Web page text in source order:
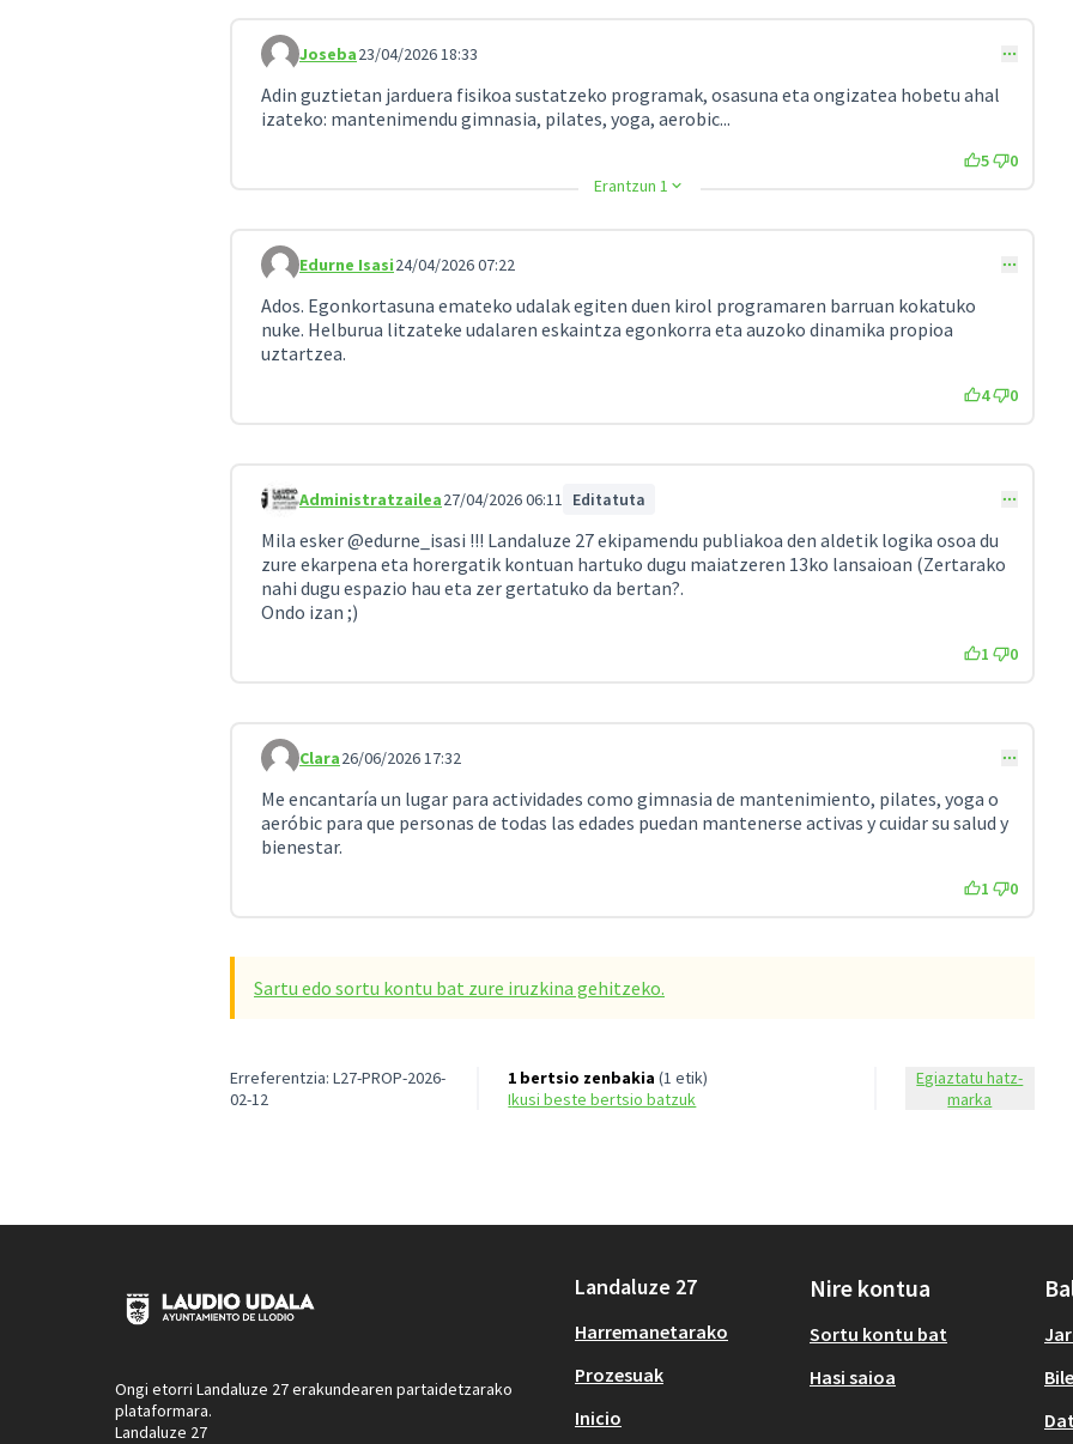
Iruzkindu 1
Joseba23/04/2026 18:33
Adin guztietan jarduera fisikoa sustatzeko programak, osasuna eta ongizatea hobetu ahal
izateko: mantenimendu gimnasia, pilates, yoga, aerobic...
5
0
Erantzun 1
Iruzkindu 2
Edurne Isasi24/04/2026 07:22
Ados. Egonkortasuna emateko udalak egiten duen kirol programaren barruan kokatuko
nuke. Helburua litzateke udalaren eskaintza egonkorra eta auzoko dinamika propioa
uztartzea.
4 0
Iruzkindu 6
Administratzailea27/04/2026 06:11 Editatuta
Mila esker@edurne_isasi !!! Landaluze 27 ekipamendu publiakoa den aldetik logika osoa du
zure ekarpena eta horergatik kontuan hartuko dugu maiatzeren 13ko lansaioan (Zertarako
nahi dugu espazio hau eta zer gertatuko da bertan?.
Ondo izan ;)
1 0
Iruzkindu 14
Clara26/06/2026 17:32
Me encantaría un lugar para actividades como gimnasia de mantenimiento, pilates, yoga o
aeróbic para que personas de todas las edades puedan mantenerse activas y cuidar su salud y
bienestar.
1 0
Sartu edo sortu kontu bat zure iruzkina gehitzeko.
Erreferentzia: L27-PROP-2026-
02-12
1 bertsio zenbakia (1 etik)
ikusi beste bertsio batzuk
Egiaztatu hatz-
marka
Ongi etorri Landaluze 27 erakundearen partaidetzarako
plataformara.
Landaluze 27
Landaluze 27
Harremanetarako
Prozesuak
Inicio
Nire kontua
Sortu kontu bat
Hasi saioa